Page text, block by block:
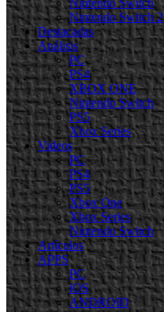
Nintendo Switch
Nintendo Switch 2
Destacadas
Análisis
PC
PS4
XBOX ONE
Nintendo Switch
PS5
Xbox Series
Videos
PC
PS4
PS5
Xbox One
Xbox Series
Nintendo Switch
Artículos
APPS
PC
iOS
ANDROID